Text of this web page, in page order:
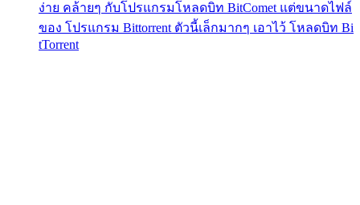
ง่าย คล้ายๆ กับโปรแกรมโหลดบิท BitComet แต่ขนาดไฟล์
ของ โปรแกรม Bittorrent ตัวนี้เล็กมากๆ เอาไว้ โหลดบิท Bi
tTorrent